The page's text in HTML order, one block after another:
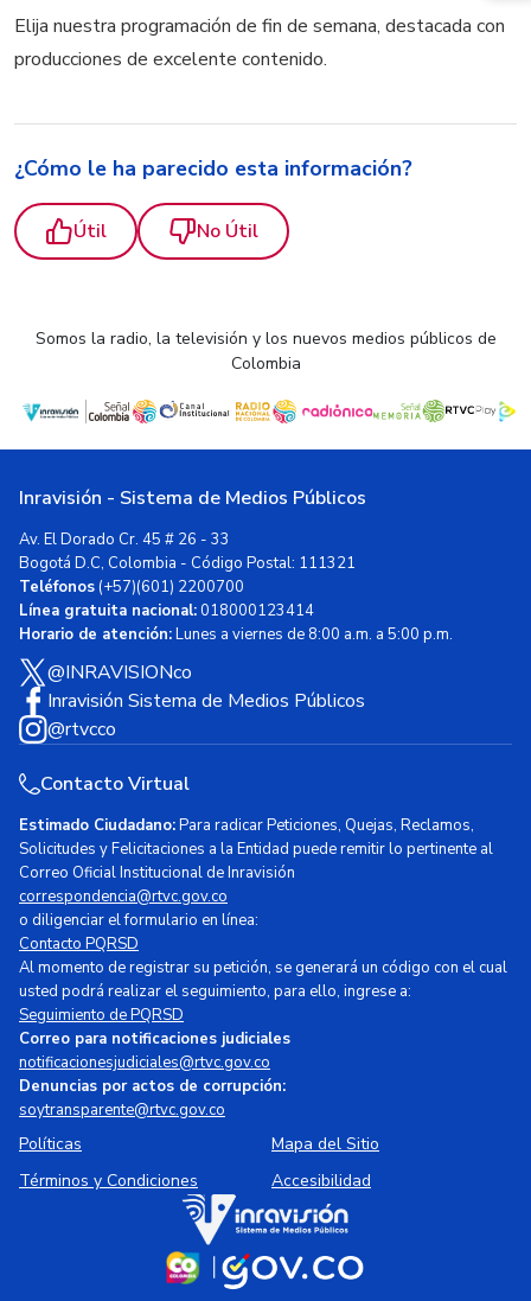
Elija nuestra programación de fin de semana, destacada con
producciones de excelente contenido.
¿Cómo le ha parecido esta información?
Útil No Útil
Somos la radio, la televisión y los nuevos medios públicos de
Colombia
Inravisión - Sistema de Medios Públicos
Av. El Dorado Cr. 45 # 26 - 33
Bogotá D.C, Colombia - Código Postal: 111321
Teléfonos(+57)(601) 2200700
Línea gratuita nacional:018000123414
Horario de atención:Lunes a viernes de 8:00 a.m. a 5:00 p.m.
@INRAVISIONco
Inravisión Sistema de Medios Públicos
@rtvcco
Contacto Virtual
Estimado Ciudadano:Para radicar Peticiones, Quejas, Reclamos,
Solicitudes y Felicitaciones a la Entidad puede remitir lo pertinente al
Correo Oficial Institucional de Inravisión
correspondencia@rtvc.gov.co
o diligenciar el formulario en línea:
Contacto PQRSD
Al momento de registrar su petición, se generará un código con el cual
usted podrá realizar el seguimiento, para ello, ingrese a:
Seguimiento de PQRSD
Correo para notificaciones judiciales
notificacionesjudiciales@rtvc.gov.co
Denuncias por actos de corrupción:
soytransparente@rtvc.gov.co
Políticas
Mapa del Sitio
Términos y Condiciones
Accesibilidad